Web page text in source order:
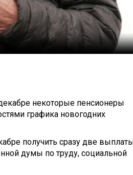
некоторые пенсионеры
графика новогодних
получить сразу две
думы по труду, социальной